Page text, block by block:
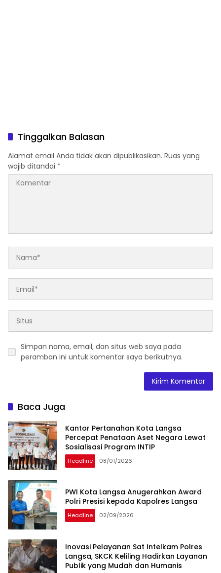
Tinggalkan Balasan
Alamat email Anda tidak akan dipublikasikan. Ruas yang
wajib ditandai *
Simpan nama, email, dan situs web saya pada
peramban ini untuk komentar saya berikutnya.
Baca Juga
Kantor Pertanahan Kota Langsa
Percepat Penataan Aset Negara Lewat
Sosialisasi Program INTIP
Headline 08/01/2026
PWI Kota Langsa Anugerahkan Award
Polri Presisi kepada Kapolres Langsa
Headline 02/09/2026
Inovasi Pelayanan Sat Intelkam Polres
Langsa, SKCK Keliling Hadirkan Layanan
Publik yang Mudah dan Humanis